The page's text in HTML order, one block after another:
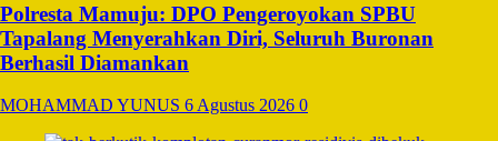
Polresta Mamuju: DPO Pengeroyokan SPBU
Tapalang Menyerahkan Diri, Seluruh Buronan
Berhasil Diamankan
MOHAMMAD YUNUS 6 Agustus 2026 0